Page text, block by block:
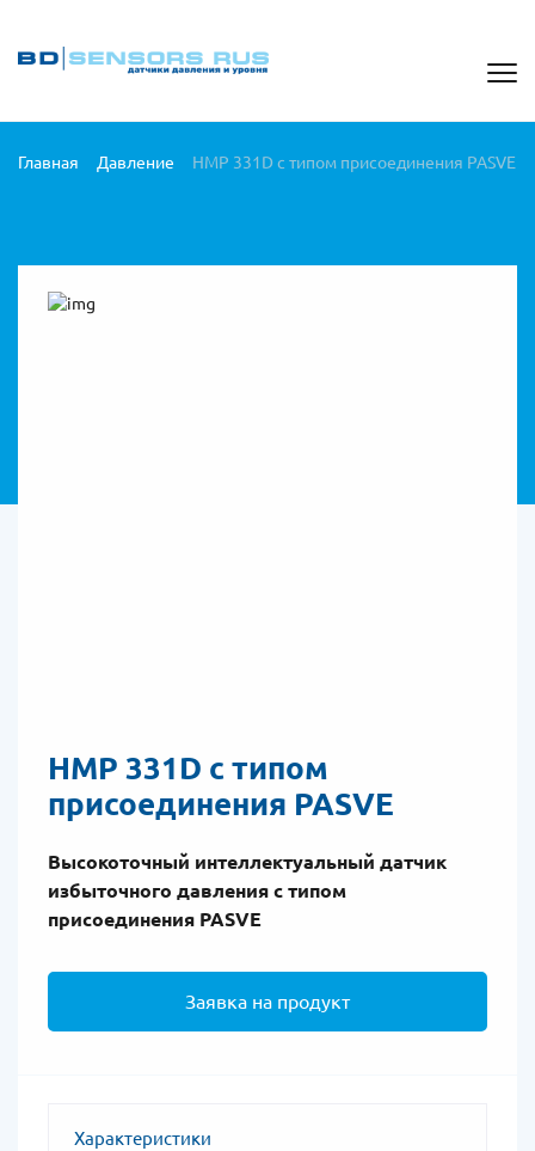
Главная Давление HMP 331D с типом присоединения PASVE
HMP 331D с типом
присоединения PASVE
Высокоточный интеллектуальный датчик
избыточного давления с типом
присоединения PASVE
Заявка на продукт
Характеристики